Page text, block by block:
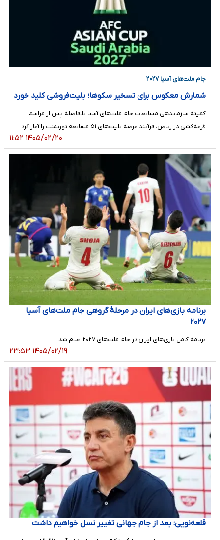
جام ملت‌های آسیا ۲۰۲۷
شمارش معکوس برای تسخیر سکوها؛ بلیت‌فروشی کلید خورد
کمیته سازماندهی مسابقات جام ملت‌های آسیا بلافاصله پس از مراسم
قرعه‌کشی در ریاض، فرآیند عرضه بلیت‌های ۵۱ مسابقه تورنمنت را آغاز کرد.
۱۴۰۵/۰۲/۲۰ ۱۱:۵۲
برنامه بازی‌های ایران در مرحلهٔ گروهی جام ملت‌های آسیا
۲۰۲۷
برنامه کامل بازی‌های ایران در جام ملت‌های ۲۰۲۷ اعلام شد.
۱۴۰۵/۰۲/۱۹ ۲۳:۵۳
قلعه‌نویی: بعد از جام جهانی تغییر نسل خواهیم داشت